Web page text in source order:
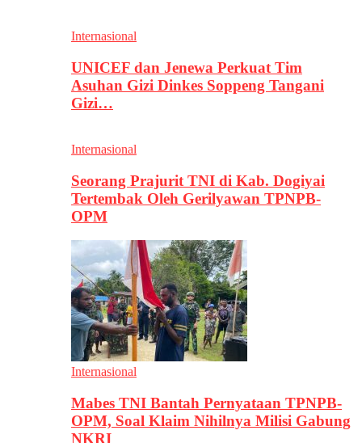
Internasional
UNICEF dan Jenewa Perkuat Tim
Asuhan Gizi Dinkes Soppeng Tangani
Gizi…
Internasional
Seorang Prajurit TNI di Kab. Dogiyai
Tertembak Oleh Gerilyawan TPNPB-
OPM
Internasional
Mabes TNI Bantah Pernyataan TPNPB-
OPM, Soal Klaim Nihilnya Milisi Gabung
NKRI